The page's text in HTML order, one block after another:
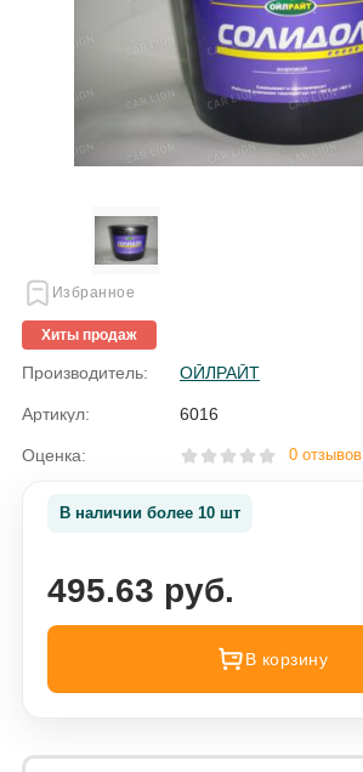
Избранное
Хиты продаж
Производитель: ОЙЛРАЙТ
Артикул: 6016
Оценка: 0 отзывов
В наличии более 10 шт
495.63 руб.
В корзину